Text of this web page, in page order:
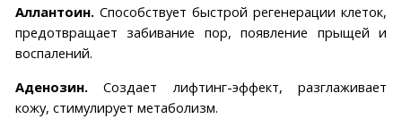
Аллантоин.Способствует быстрой регенерации клеток,
предотвращает забивание пор, появление прыщей и
воспалений.
Аденозин.Создает лифтинг-эффект, разглаживает
кожу, стимулирует метаболизм.